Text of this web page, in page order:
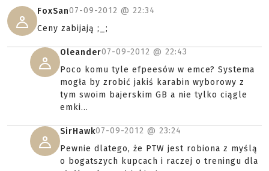
FoxSan07-09-2012 @ 22:34
Ceny zabijają ;_;
Oleander07-09-2012 @ 22:43
Poco komu tyle efpeesów w emce? Systema
mogła by zrobić jakiś karabin wyborowy z
tym swoim bajerskim GB a nie tylko ciągle
emki...
SirHawk07-09-2012 @ 23:24
Pewnie dlatego, że PTW jest robiona z myślą
o bogatszych kupcach i raczej o treningu dla